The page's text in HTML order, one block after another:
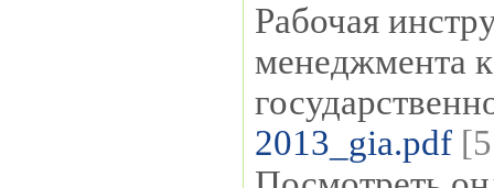
Рабочая
менеджмента
2013_gia.pdf